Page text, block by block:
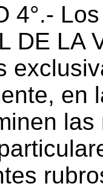
4°.-
DE LA
en